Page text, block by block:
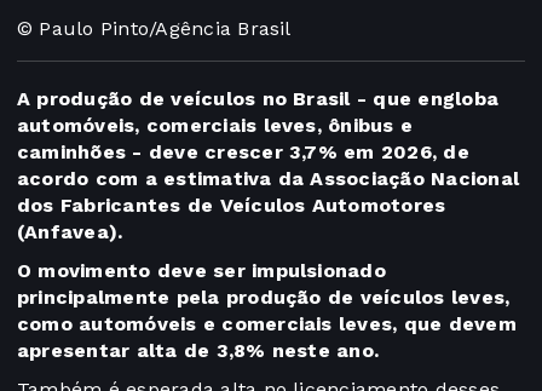
© Paulo Pinto/Agência Brasil
A produção de veículos no Brasil - que engloba
automóveis, comerciais leves, ônibus e
caminhões - deve crescer 3,7% em 2026, de
acordo com a estimativa da Associação Nacional
dos Fabricantes de Veículos Automotores
(Anfavea).
O movimento deve ser impulsionado
principalmente pela produção de veículos leves,
como automóveis e comerciais leves, que devem
apresentar alta de 3,8% neste ano.